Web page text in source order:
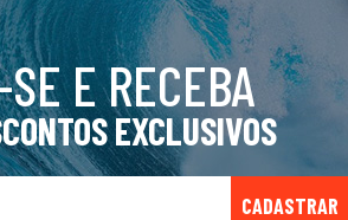
E RECEBA
EXCLUSIVOS
CADASTRAR
água, fogo, ar, e terra escritos.Com
femininas e acessórios de melhor qualidade e
Original.